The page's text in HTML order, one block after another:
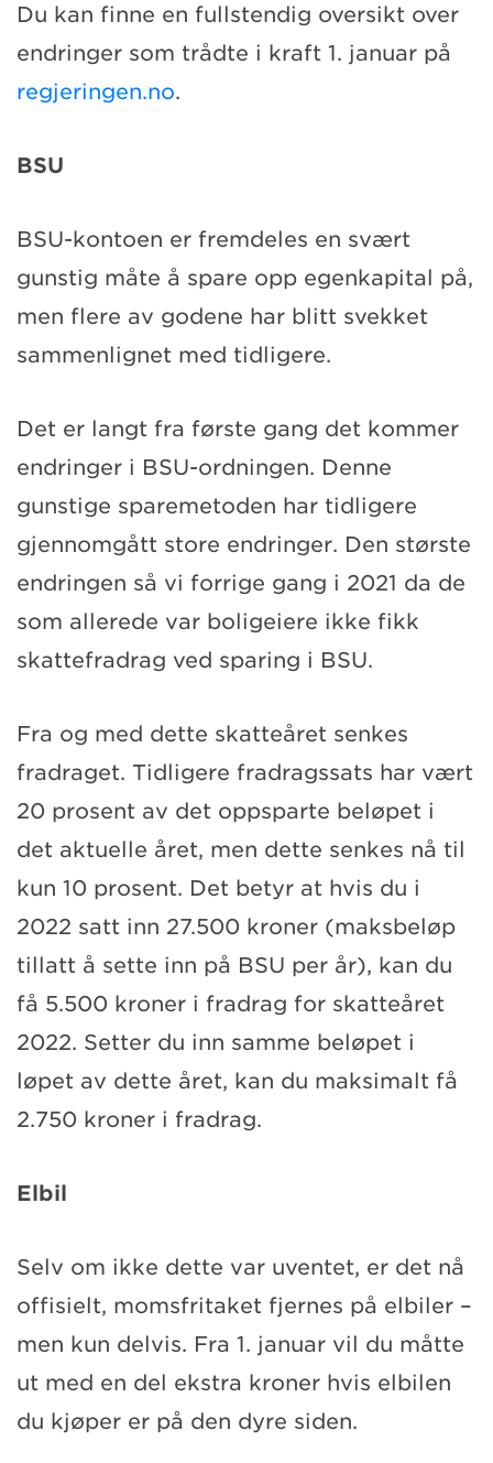
Du kan finne en fullstendig oversikt over
endringer som trådte i kraft 1. januar på
regjeringen.no.
BSU
BSU-kontoen er fremdeles en svært
gunstig måte å spare opp egenkapital på,
men flere av godene har blitt svekket
sammenlignet med tidligere.
Det er langt fra første gang det kommer
endringer i BSU-ordningen. Denne
gunstige sparemetoden har tidligere
gjennomgått store endringer. Den største
endringen så vi forrige gang i 2021 da de
som allerede var boligeiere ikke fikk
skattefradrag ved sparing i BSU.
Fra og med dette skatteåret senkes
fradraget. Tidligere fradragssats har vært
20 prosent av det oppsparte beløpet i
det aktuelle året, men dette senkes nå til
kun 10 prosent. Det betyr at hvis du i
2022 satt inn 27.500 kroner (maksbeløp
tillatt å sette inn på BSU per år), kan du
få 5.500 kroner i fradrag for skatteåret
2022. Setter du inn samme beløpet i
løpet av dette året, kan du maksimalt få
2.750 kroner i fradrag.
Elbil
Selv om ikke dette var uventet, er det nå
offisielt, momsfritaket fjernes på elbiler –
men kun delvis. Fra 1. januar vil du måtte
ut med en del ekstra kroner hvis elbilen
du kjøper er på den dyre siden.